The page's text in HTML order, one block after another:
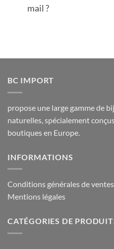
mail ?
BC IMPORT
propose une large gamme de
naturelles, spécialement
boutiques en Europe.
INFORMATIONS
Conditions générales de ventes
Mentions légales
CATÉGORIES DE